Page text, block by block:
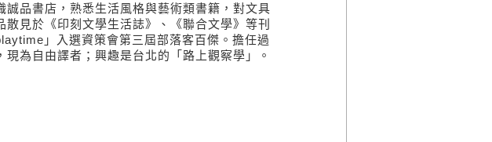
誠品書店，熟悉生活風格與藝術類書籍，對文具
見於《印刻文學生活誌》、《聯合文學》等刊
」入選資策會第三屆部落客百傑。擔任過
為自由譯者；興趣是台北的「路上觀察學」。